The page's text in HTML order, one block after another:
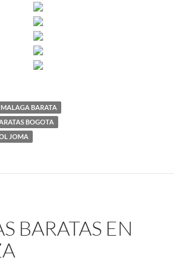
MALAGA BARATA
BOGOTA
JOMA
BARATAS EN